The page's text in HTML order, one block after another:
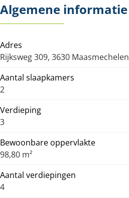
Algemene informatie
Adres
Rijksweg 309, 3630 Maasmechelen
Aantal slaapkamers
2
Verdieping
3
Bewoonbare oppervlakte
98,80 m²
Aantal verdiepingen
4